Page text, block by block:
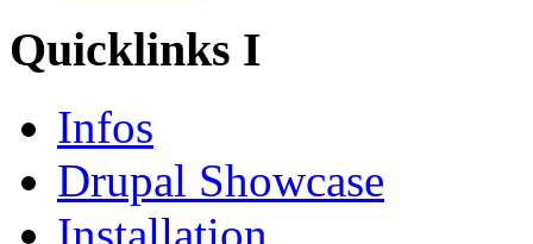
Quicklinks I
Infos
Drupal Showcase